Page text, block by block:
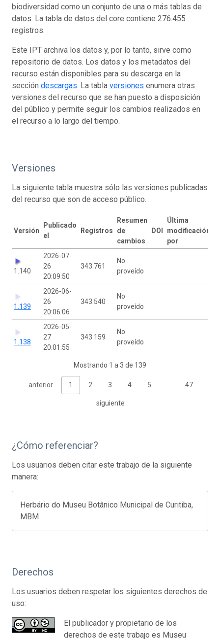
biodiversidad como un conjunto de una o más tablas de
datos. La tabla de datos del core contiene 276.455
registros.
Este IPT archiva los datos y, por lo tanto, sirve como
repositorio de datos. Los datos y los metadatos del
recurso están disponibles para su descarga en la
sección descargas. La tabla versiones enumera otras
versiones del recurso que se han puesto a disposición
del público y permite seguir los cambios realizados en
el recurso a lo largo del tiempo.
Versiones
La siguiente tabla muestra sólo las versiones publicadas
del recurso que son de acceso público.
Versión
Publicado
el
Registros
Resumen
de
cambios
DOI
Última
modificación
por
1.140
2026-07-
26
20:09:50
343.761
No
proveído
1.139
2026-06-
26
20:06:06
343.540
No
proveído
1.138
2026-05-
27
20:01:55
343.159
No
proveído
Mostrando 1 a 3 de 139
anterior 1 2 3 4 5 47
siguiente
¿Cómo referenciar?
Los usuarios deben citar este trabajo de la siguiente
manera:
Herbário do Museu Botânico Municipal de Curitiba,
MBM
Derechos
Los usuarios deben respetar los siguientes derechos de
uso:
El publicador y propietario de los
derechos de este trabajo es Museu